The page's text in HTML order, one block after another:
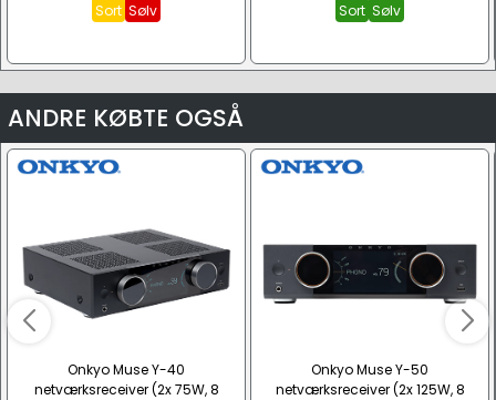
Sort Sølv Sort Sølv
ANDRE KØBTE OGSÅ
Onkyo Muse Y-40
netværksreceiver (2x 75W, 8
Onkyo Muse Y-50
netværksreceiver (2x 125W, 8